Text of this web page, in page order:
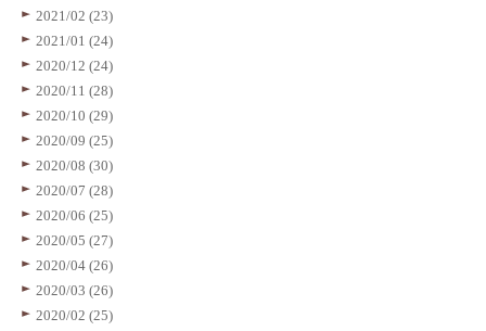
2021/02 (23)
2021/01 (24)
2020/12 (24)
2020/11 (28)
2020/10 (29)
2020/09 (25)
2020/08 (30)
2020/07 (28)
2020/06 (25)
2020/05 (27)
2020/04 (26)
2020/03 (26)
2020/02 (25)